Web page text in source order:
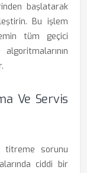
başlatarak
Bu işlem
tüm geçici
Ve Servis
titreme sorunu
ciddi bir